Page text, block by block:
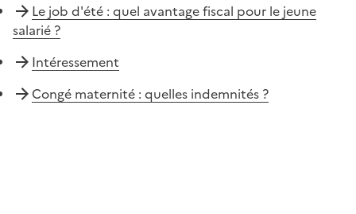
Le job d'été : quel avantage fiscal pour le jeune
salarié ?
Intéressement
Congé maternité : quelles indemnités ?